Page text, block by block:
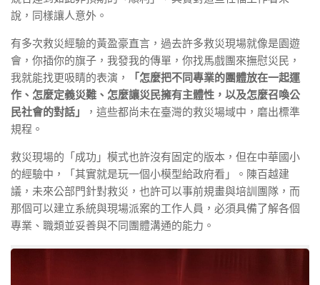
說，同樣讓人意外。
有多次救災經驗的黃盈豪直言，過去許多救災現場就像是園遊
會，你插你的旗子，我發我的傳單，你找馬戲團來撫慰災民，
我就能找更吸睛的表演，
「怎麼把不同專業的團體放在一起運
作、怎麼定義災難、怎麼讓災民擁有主體性，以及怎麼召喚公
民社會的對話」
，這些都尚未在臺灣的救災場域中，磨出標準
規程。
救災現場的「成功」模式也許沒有固定的版本，但在中華國小
的經驗中，「其實就是玩一個小模型給政府看」。陳百越建
議，未來公部門針對救災，也許可以事前規畫與培訓團隊，而
那個可以建立系統與現場派案的工作人員，必須具備了解各個
專業、職類並妥善與不同團體溝通的能力。